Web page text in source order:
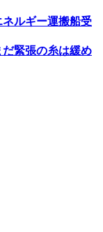
ルギー運搬船受
緊張の糸は緩め